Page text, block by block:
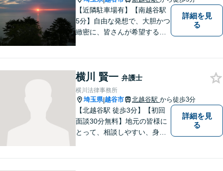
【近隣駐車場有】【南越谷駅
5分】自由な発想で、大胆かつ
緻密に、皆さんが希望する結
くなります。 お早めにご相談
ください。
詳細を見
る
横川 賢一 弁護士
横川法律事務所
埼玉県|越谷市 北越谷駅 から徒歩3分
【北越谷駅 徒歩3分】【初回
面談30分無料】地元の皆様に
とって、相談しやすい、身近
詳細を見
る